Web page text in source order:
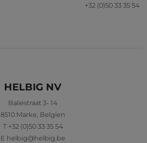
+32 (0)50 33 35 54
HELBIG NV
Baliestraat 3- 14
8510 Marke Belgien
T +32 (0)50 33 35 54
E helbig@helbig.be